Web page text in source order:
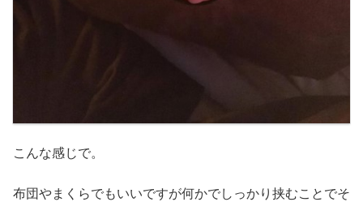
こんな感じで。
布団やまくらでもいいですが何かでしっかり挟むことでそ